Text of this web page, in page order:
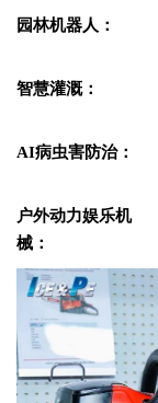
园林机器人：
智慧灌溉：
AI病虫害防治：
户外动力娱乐机
械：